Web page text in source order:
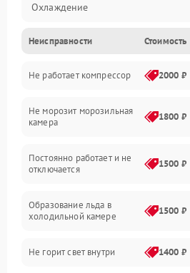
Охлаждение
Механика
Электропитание
Дренаж
Неисправности Стоимость
Не работает компрессор 2000 ₽
Не морозит морозильная
камера
1800 ₽
Постоянно работает и не
отключается
1500 ₽
Образование льда в
холодильной камере
1500 ₽
Не горит свет внутри 1400 ₽